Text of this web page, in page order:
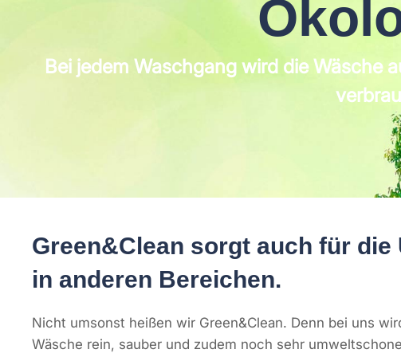
Bei jedem Waschgang wird die Wäsche
Green&Clean sorgt auch für die
in anderen Bereichen.
Nicht umsonst heißen wir Green&Clean. Denn bei uns
Wäsche rein, sauber und zudem noch sehr